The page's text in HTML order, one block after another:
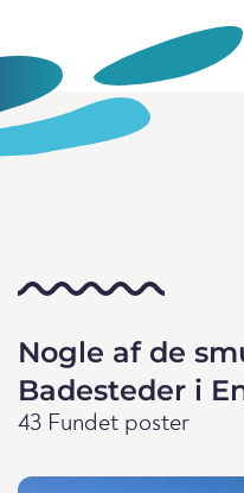
Nogle af de
Badesteder i
43 Fundet poster